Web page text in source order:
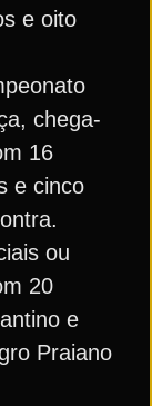
e oito
chega-
16
e cinco
ou
20
e
Praiano